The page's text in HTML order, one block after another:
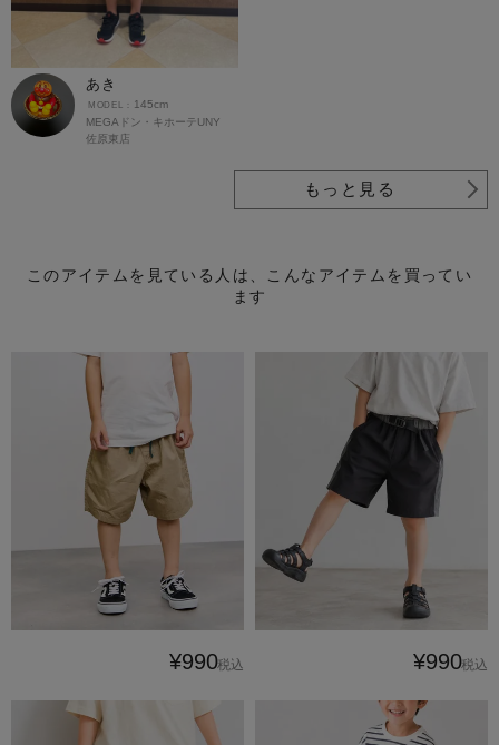
あき
MEGAドン・キホーテUNY
佐原東店
145cm
もっと見る
このアイテムを見ている人は、こんなアイテムを買ってい
ます
¥990税込 ¥990税込